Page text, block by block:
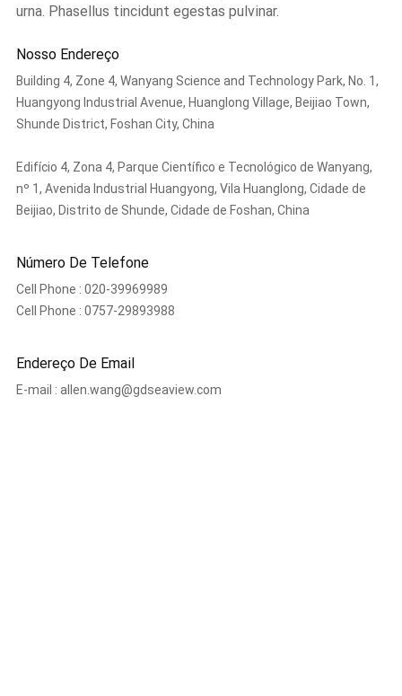
urna. Phasellus tincidunt egestas pulvinar.
Nosso Endereço
Building 4, Zone 4, Wanyang Science and Technology Park, No. 1,
Huangyong Industrial Avenue, Huanglong Village, Beijiao Town,
Shunde District, Foshan City, China
Edifício 4, Zona 4, Parque Científico e Tecnológico de Wanyang,
nº 1, Avenida Industrial Huangyong, Vila Huanglong, Cidade de
Beijiao, Distrito de Shunde, Cidade de Foshan, China
Número De Telefone
Cell Phone : 020-39969989
Cell Phone : 0757-29893988
Endereço De Email
E-mail : allen.wang@gdseaview.com